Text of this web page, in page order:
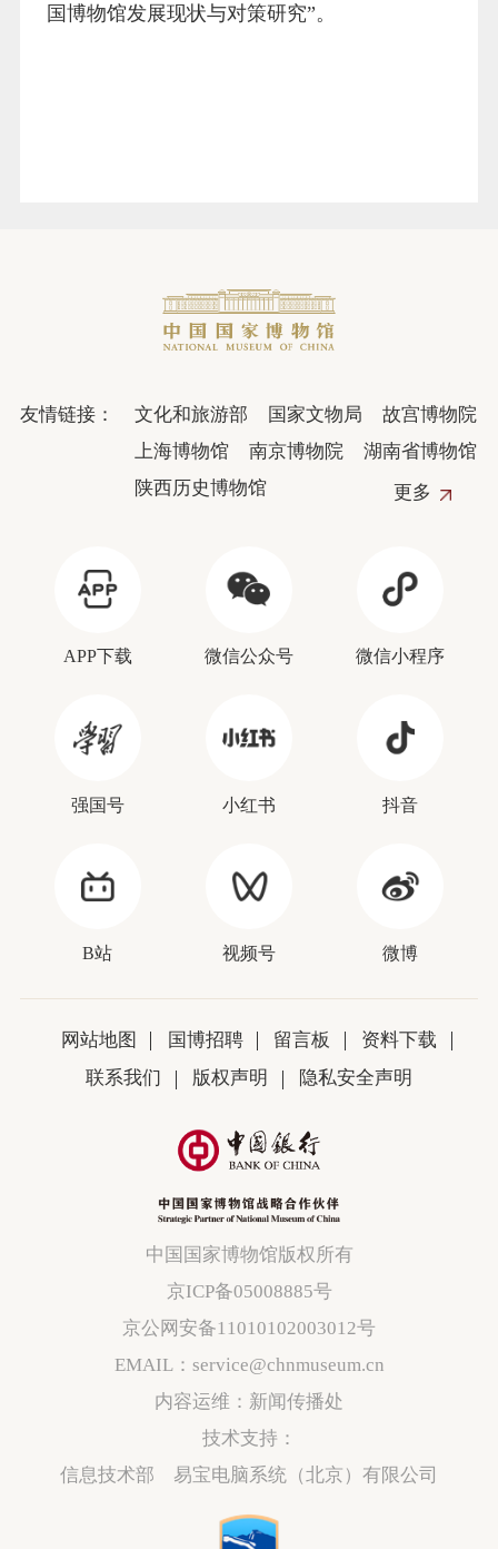
国博物馆发展现状与对策研究”。
友情链接： 文化和旅游部 国家文物局
故宫博物院
上海博物馆
南京博物院
湖南省博物馆
陕西历史博物馆
更多
APP下载 微信公众号 微信小程序
强国号 小红书 抖音
B站 视频号 微博
网站地图 国博招聘 留言板
资料下载
联系我们
版权声明 隐私安全声明
中国国家博物馆版权所有
京ICP备05008885号
京公网安备11010102003012号
EMAIL：service@chnmuseum.cn
内容运维：新闻传播处
技术支持：
信息技术部 易宝电脑系统（北京）有限公司